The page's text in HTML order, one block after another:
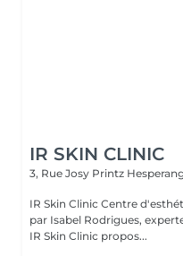
IR SKIN CLINIC
3, Rue Josy Printz
IR Skin Clinic Centre d'esthétique avancée & intégrative Fondé
par Isabel Rodrigues,
IR Skin Clinic propos...